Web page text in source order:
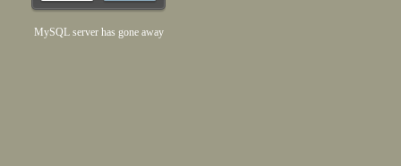
MySQL server has gone away